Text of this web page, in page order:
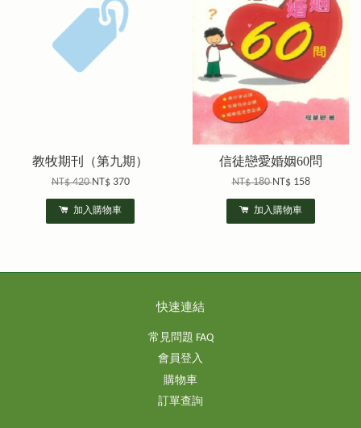
教牧期刊（第九期）
NT$ 420NT$ 370
加入購物車
信徒戀愛婚姻60問
NT$ 180NT$ 158
加入購物車
快速連結
常見問題 FAQ
會員登入
購物車
訂單查詢